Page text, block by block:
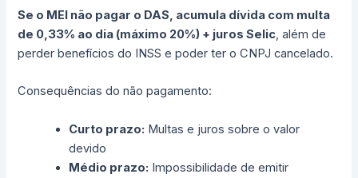
Se o MEI não pagar o DAS, acumula dívida com multa
de 0,33% ao dia (máximo 20%) + juros Selic, além de
perder benefícios do INSS e poder ter o CNPJ cancelado.
Consequências do não pagamento:
Curto prazo: Multas e juros sobre o valor
devido
Médio prazo: Impossibilidade de emitir